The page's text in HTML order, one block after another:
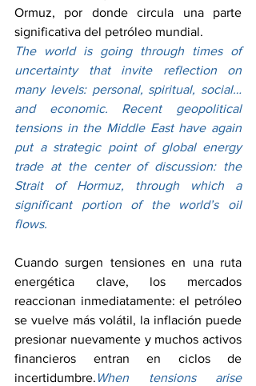
Ormuz, por donde circula una parte
significativa del petróleo mundial.
The world is going through times of
uncertainty that invite reflection on
many levels: personal, spiritual, social…
and economic. Recent geopolitical
tensions in the Middle East have again
put a strategic point of global energy
trade at the center of discussion: the
Strait of Hormuz, through which a
significant portion of the world’s oil
flows.
Cuando surgen tensiones en una ruta
energética clave, los mercados
reaccionan inmediatamente: el petróleo
se vuelve más volátil, la inflación puede
presionar nuevamente y muchos activos
financieros entran en ciclos de
incertidumbre. When tensions arise